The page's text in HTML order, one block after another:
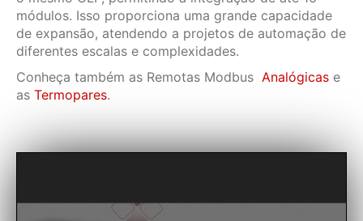
módulos. Isso proporciona uma grande capacidade
de expansão, atendendo a projetos de automação de
diferentes escalas e complexidades.
Conheça também as Remotas Modbus Analógicas e
as Termopares.